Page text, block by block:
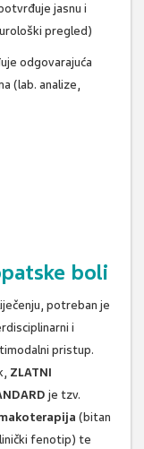
jasnu i
pregled)
odgovarajuća
(lab. analize,
boli
potreban je
i
pristup.
ZLATNI
je tzv.
(bitan
fenotip) te